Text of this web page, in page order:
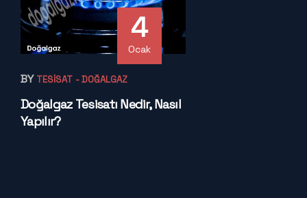
4
Ocak
BY TESISAT - DOĞALGAZ
Doğalgaz Tesisatı Nedir, Nasıl
Yapılır?